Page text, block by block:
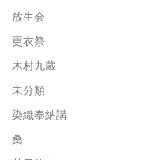
放生会
更衣祭
木村九蔵
未分類
染織奉納講
桑